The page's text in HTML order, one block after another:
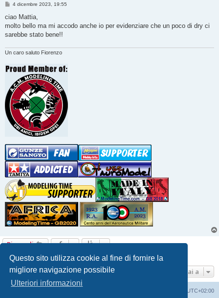
Questo sito utilizza cookie al fine di fornire la
migliore navigazione possibile
Ulteriori informazioni
M
s
a
g
o
4 dicembre 2023, 19:55
ciao Mattia,
molto bello ma mi accodo anche io per evidenziare che un poco di dry ci
sarebbe stato bene!!
Un caro saluto Fiorenzo
Rispondi
10 messaggi • Pagina1 di 1
Vai a
UTC+02:00